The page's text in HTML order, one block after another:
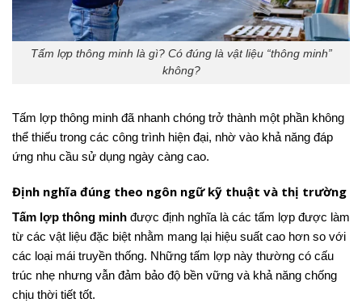
Tấm lợp thông minh là gì? Có đúng là vật liệu “thông minh”
không?
Tấm lợp thông minh đã nhanh chóng trở thành một phần không
thể thiếu trong các công trình hiện đại, nhờ vào khả năng đáp
ứng nhu cầu sử dụng ngày càng cao.
Định nghĩa đúng theo ngôn ngữ kỹ thuật và thị trường
Tấm lợp thông minh được định nghĩa là các tấm lợp được làm
từ các vật liệu đặc biệt nhằm mang lại hiệu suất cao hơn so với
các loại mái truyền thống. Những tấm lợp này thường có cấu
trúc nhẹ nhưng vẫn đảm bảo độ bền vững và khả năng chống
chịu thời tiết tốt.